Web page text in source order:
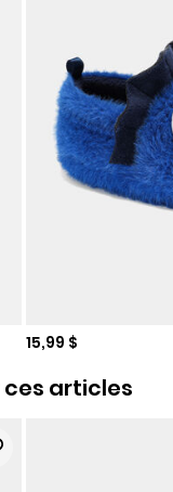
Prix de solde
15,99 $
ces articles